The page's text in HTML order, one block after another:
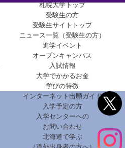
札幌大学トップ
受験生の方
受験生サイトトップ
ニュース一覧（受験生の方）
進学イベント
オープンキャンパス
入試情報
大学でかかるお金
学びの特徴
インターネット出願ガイド
入学予定の方
入学センターへの
お問い合わせ
北海道で学ぶ